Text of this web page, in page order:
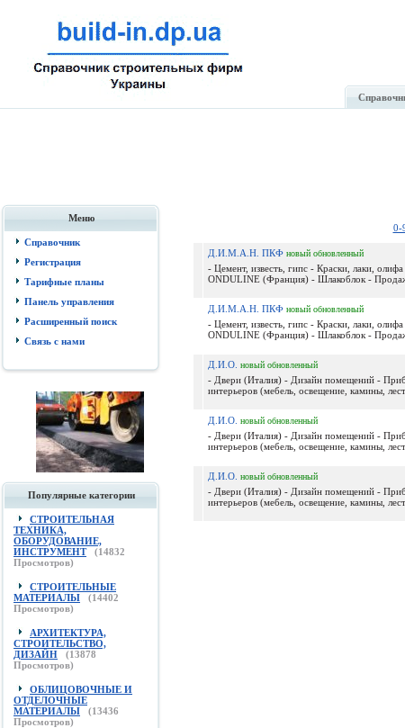
Меню
Справочник
Регистрация
Тарифные планы
Панель управления
Расширенный поиск
Связь с нами
Популярные категории
СТРОИТЕЛЬНАЯ
ТЕХНИКА,
ОБОРУДОВАНИЕ,
ИНСТРУМЕНТ
(14832
Просмотров)
СТРОИТЕЛЬНЫЕ
МАТЕРИАЛЫ
(14402
Просмотров)
АРХИТЕКТУРА,
СТРОИТЕЛЬСТВО,
ДИЗАЙН
(13878
Просмотров)
ОБЛИЦОВОЧНЫЕ И
ОТДЕЛОЧНЫЕ
МАТЕРИАЛЫ
(13436
Просмотров)
0-
Д.И.М.А.Н. ПКФ новый обновленный
- Цемент, известь, гипс - Краски, лаки,
ONDULINE (Франция) - Шлакоблок -
Д.И.М.А.Н. ПКФ новый обновленный
- Цемент, известь, гипс - Краски, лаки,
ONDULINE (Франция) - Шлакоблок -
Д.И.О. новый обновленный
- Двери (Италия) - Дизайн помещений -
интерьеров (мебель, освещение, камины,
Д.И.О. новый обновленный
- Двери (Италия) - Дизайн помещений -
интерьеров (мебель, освещение, камины,
Д.И.О. новый обновленный
- Двери (Италия) - Дизайн помещений -
интерьеров (мебель, освещение, камины,